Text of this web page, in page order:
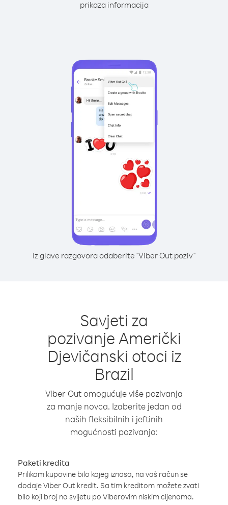
prikaza informacija
Iz glave razgovora odaberite "Viber Out poziv"
Savjeti za
pozivanje Američki
Djevičanski otoci iz
Brazil
Viber Out omogućuje više pozivanja
za manje novca. Izaberite jedan od
naših fleksibilnih i jeftinih
mogućnosti pozivanja:
Paketi kredita
Prilikom kupovine bilo kojeg iznosa, na vaš račun se
dodaje Viber Out kredit. Sa tim kreditom možete zvati
bilo koji broj na svijetu po Viberovim niskim cijenama.